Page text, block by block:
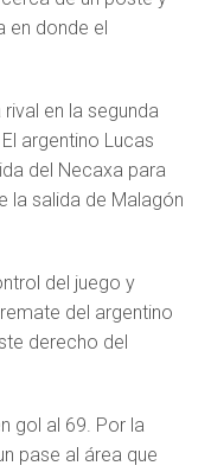
en donde el
en la segunda
argentino Lucas
del Necaxa para
la salida de Malagón
del juego y
del argentino
derecho del
gol al 69. Por la
pase al área que